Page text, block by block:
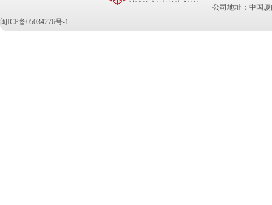
公司地址：中国
闽ICP备05034276号-1